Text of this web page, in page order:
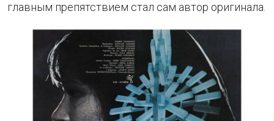
главным препятствием стал сам автор оригинала.